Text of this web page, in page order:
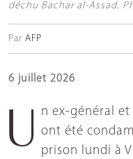
déchu Bachar al-Assad.
Par AFP
6 juillet 2026
ont été
prison lundi à